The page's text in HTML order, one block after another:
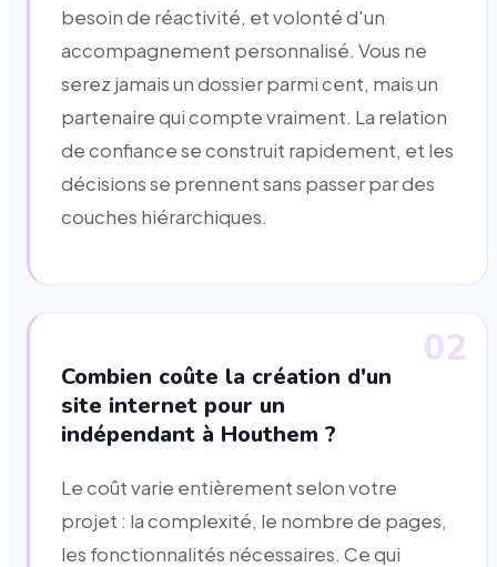
besoin de réactivité, et volonté d'un
accompagnement personnalisé. Vous ne
serez jamais un dossier parmi cent, mais un
partenaire qui compte vraiment. La relation
de confiance se construit rapidement, et les
décisions se prennent sans passer par des
couches hiérarchiques.
02
Combien coûte la création d'un
site internet pour un
indépendant à Houthem ?
Le coût varie entièrement selon votre
projet : la complexité, le nombre de pages,
les fonctionnalités nécessaires. Ce qui